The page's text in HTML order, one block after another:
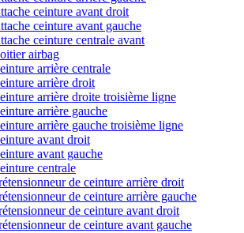
ceinture avant droit
ceinture avant gauche
ceinture centrale avant
airbag
arrière centrale
arrière droit
arrière droite troisième ligne
arrière gauche
arrière gauche troisième ligne
avant droit
avant gauche
centrale
de ceinture arrière droit
de ceinture arrière gauche
de ceinture avant droit
de ceinture avant gauche